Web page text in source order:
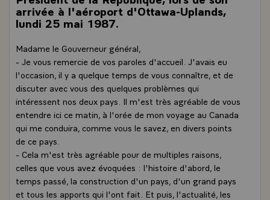
arrivée à l'aéroport d'Ottawa-Uplands,
lundi 25 mai 1987.
Madame le Gouverneur général,
- Je vous remercie de vos paroles d'accueil. J'avais eu
l'occasion, il y a quelque temps de vous connaître, et de
discuter avec vous des quelques problèmes qui
intéressent nos deux pays. Il m'est très agréable de vous
entendre ici ce matin, à l'orée de mon voyage au Canada
qui me conduira, comme vous le savez, en divers points
de ce pays.
- Cela m'est très agréable pour de multiples raisons,
celles que vous avez évoquées : l'histoire d'abord, le
temps passé, la construction d'un pays, d'un grand pays
et tous les apports qui l'ont fait. Et puis, l'actualité, les